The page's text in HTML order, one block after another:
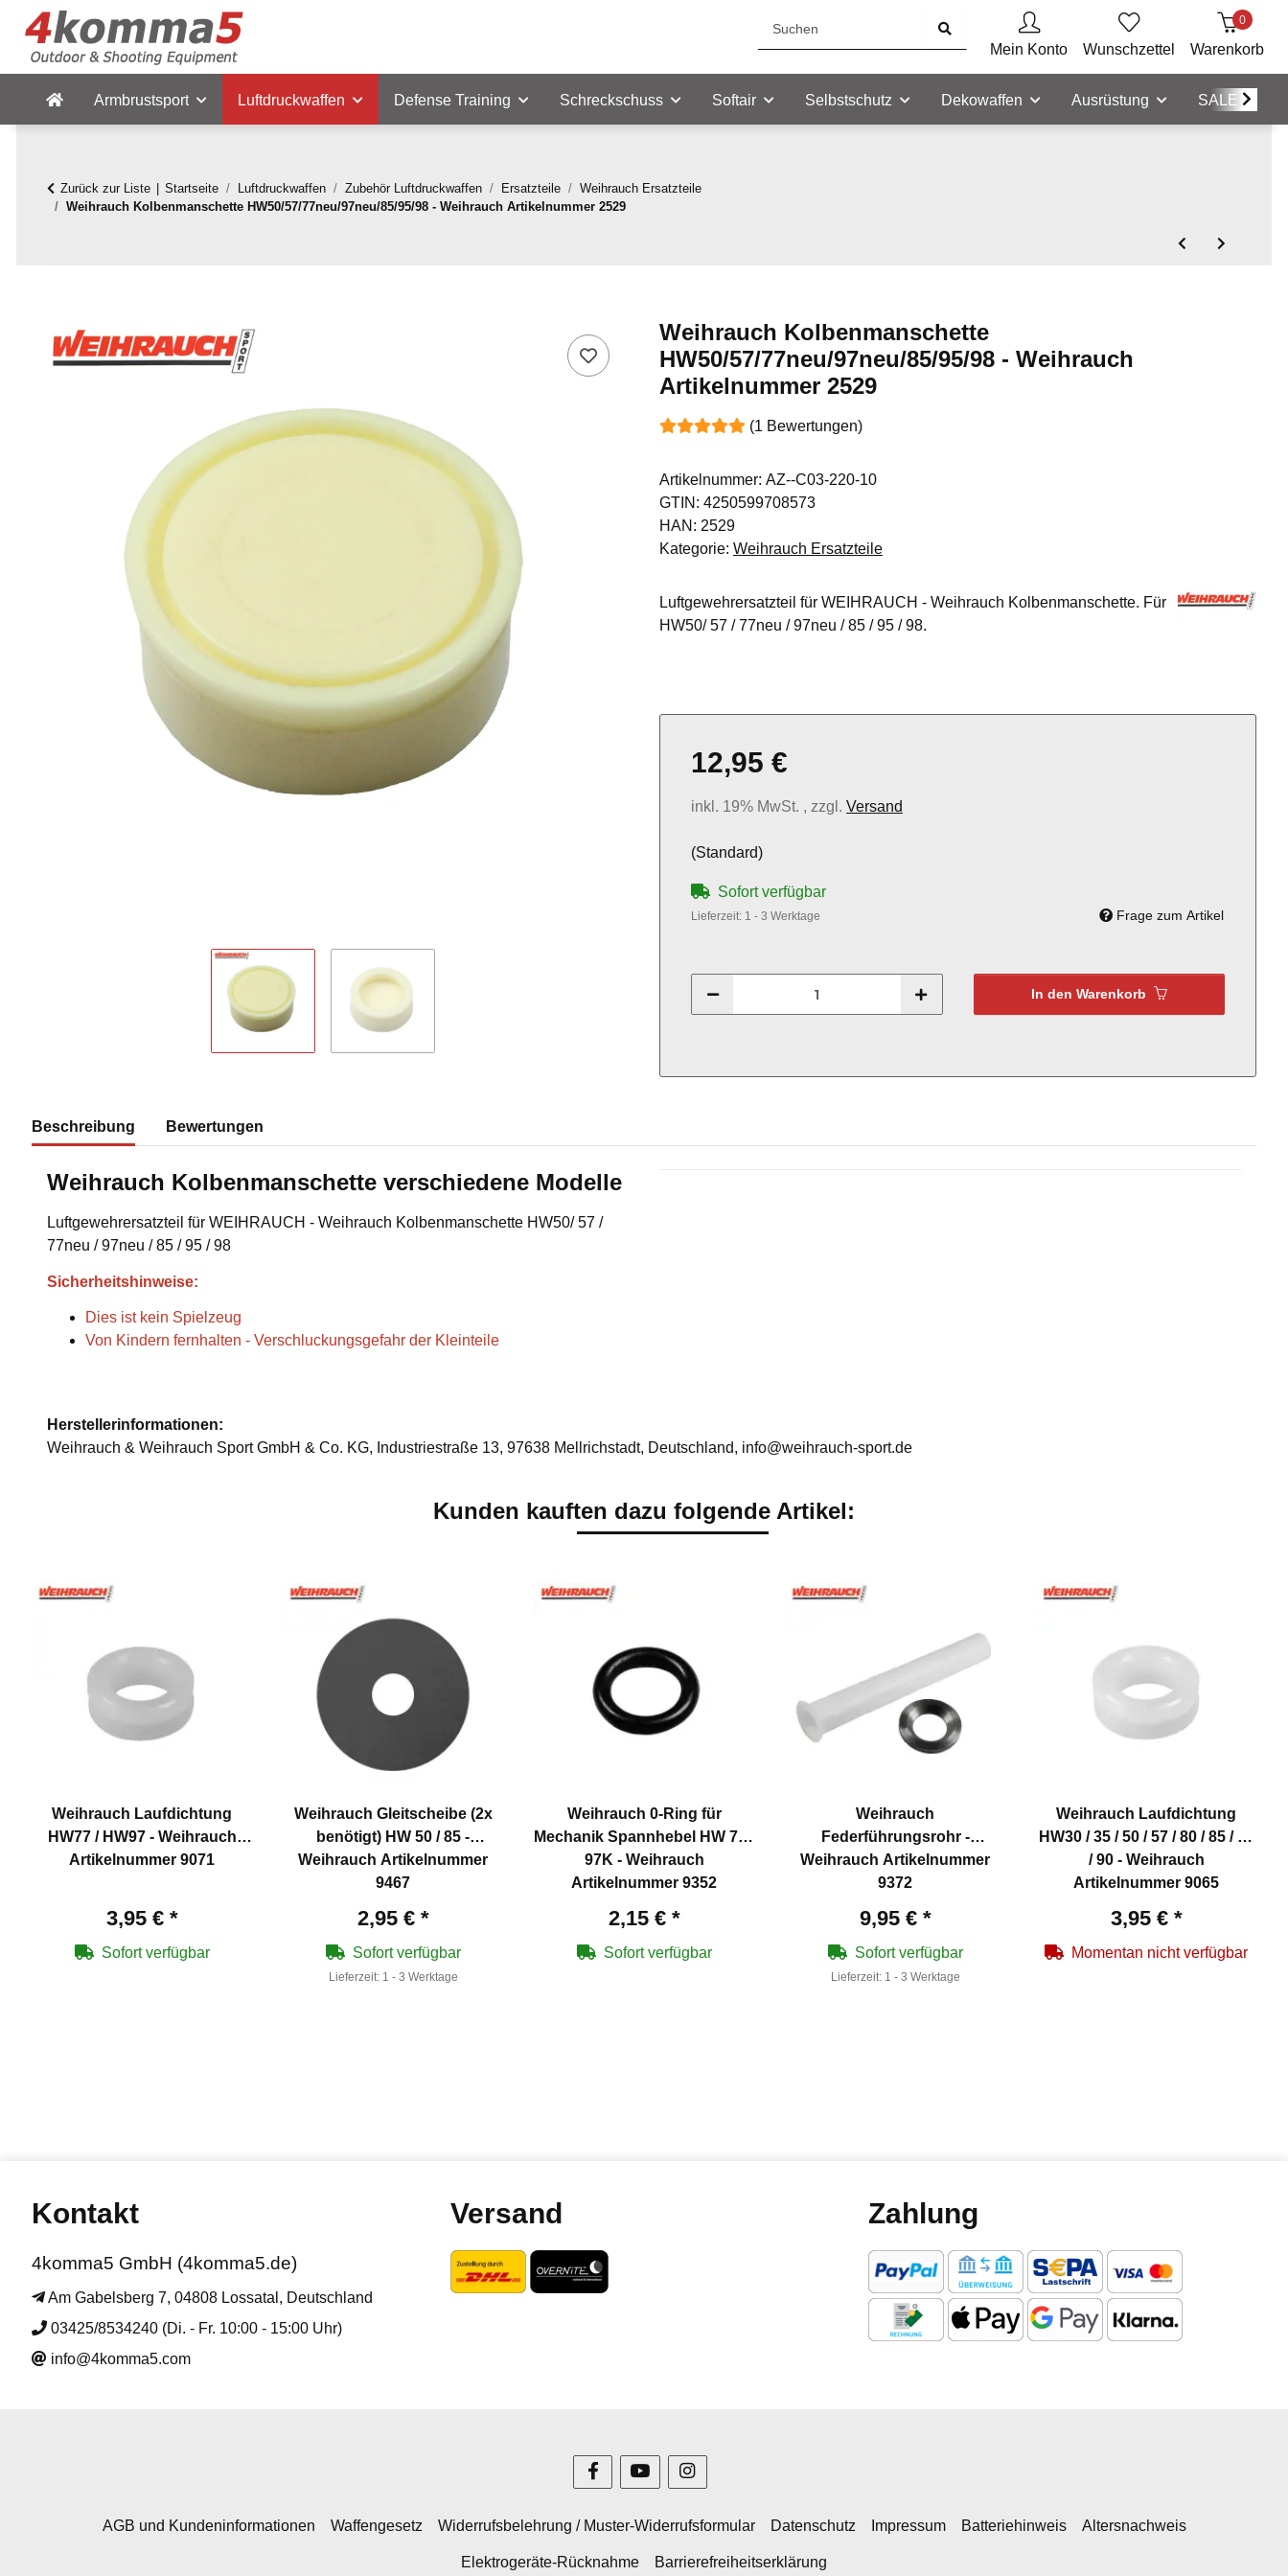
Mein Konto Wunschzettel
0
Warenkorb
Armbrustsport Luftdruckwaffen Defense Training Schreckschuss Softair Selbstschutz Dekowaffen Ausrüstung SALE
Zurück zur Liste Startseite Luftdruckwaffen Zubehör Luftdruckwaffen Ersatzteile
Weihrauch Ersatzteile
Weihrauch Kolbenmanschette HW50/57/77neu/97neu/85/95/98 - Weihrauch Artikelnummer 2529
Weihrauch Kolbenmanschette
HW50/57/77neu/97neu/85/95/98 - Weihrauch
Artikelnummer 2529
(1 Bewertungen)
Artikelnummer: AZ--C03-220-10
GTIN: 4250599708573
HAN: 2529
Kategorie: Weihrauch Ersatzteile
Luftgewehrersatzteil für WEIHRAUCH - Weihrauch Kolbenmanschette. Für
HW50/ 57 / 77neu / 97neu / 85 / 95 / 98.
12,95 €
inkl. 19% MwSt. , zzgl. Versand
(Standard)
Sofort verfügbar
Lieferzeit: 1 - 3 Werktage Frage zum Artikel
In den Warenkorb
Beschreibung Bewertungen
Weihrauch Kolbenmanschette verschiedene Modelle
Luftgewehrersatzteil für WEIHRAUCH - Weihrauch Kolbenmanschette HW50/ 57 /
77neu / 97neu / 85 / 95 / 98
Sicherheitshinweise:
Dies ist kein Spielzeug
Von Kindern fernhalten - Verschluckungsgefahr der Kleinteile
Herstellerinformationen:
Weihrauch & Weihrauch Sport GmbH & Co. KG, Industriestraße 13, 97638 Mellrichstadt, Deutschland, info@weihrauch-sport.de
Kunden kauften dazu folgende Artikel:
Weihrauch Laufdichtung
HW77 / HW97 - Weihrauch
Artikelnummer 9071
3,95 € *
Sofort verfügbar
Weihrauch Gleitscheibe (2x
benötigt) HW 50 / 85 -
Weihrauch Artikelnummer
9467
2,95 € *
Sofort verfügbar
Lieferzeit: 1 - 3 Werktage
Weihrauch 0-Ring für
Mechanik Spannhebel HW 77 /
97K - Weihrauch
Artikelnummer 9352
2,15 € *
Sofort verfügbar
Weihrauch
Federführungsrohr -
Weihrauch Artikelnummer
9372
9,95 € *
Sofort verfügbar
Lieferzeit: 1 - 3 Werktage
Weihrauch Laufdichtung
HW30 / 35 / 50 / 57 / 80 / 85 / 70
/ 90 - Weihrauch
Artikelnummer 9065
3,95 € *
Momentan nicht verfügbar
Kontakt
4komma5 GmbH (4komma5.de)
Am Gabelsberg 7, 04808 Lossatal, Deutschland
03425/8534240 (Di. - Fr. 10:00 - 15:00 Uhr)
info@4komma5.com
Versand Zahlung
AGB und Kundeninformationen Waffengesetz Widerrufsbelehrung / Muster-Widerrufsformular Datenschutz Impressum Batteriehinweis Altersnachweis
Elektrogeräte-Rücknahme Barrierefreiheitserklärung